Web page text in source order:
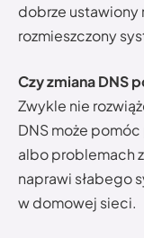
dobrze ustawiony
rozmieszczony
Czy zmiana DNS
Zwykle nie
DNS może
albo problemach
naprawi słabego
w domowej sieci.